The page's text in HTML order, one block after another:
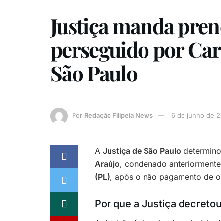
Justiça manda
perseguido por
São Paulo
Por Redação Filipeia News 6 de junho de
A Justiça de São Paulo
Araújo, condenado
(PL), após o não pagamento de
Por que a Justiça